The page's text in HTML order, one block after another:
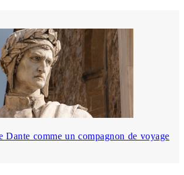
Dante comme un compagnon de voyage